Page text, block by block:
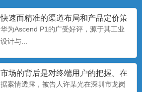
快速而精准的渠道布局和产品定价策
略
华为Ascend P1的广受好评，源于其工业
设计与...
市场的背后是对终端用户的把握。在
移动互联网时代，
据案情透露，被告人许某光在深圳市龙岗